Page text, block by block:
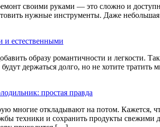
своими руками — это сложно и
нужные инструменты. Даже
и естественными
образу романтичности и легкости.
держаться долго, но не хотите
простая правда
многие откладывают на потом. Кажется,
техники и сохранить продукты